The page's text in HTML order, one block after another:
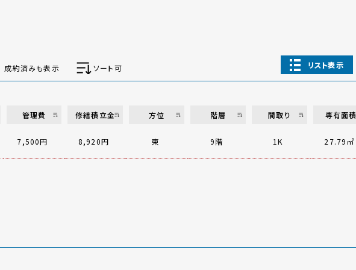
成約済みも表示 ソート可 リスト表示
管理費 修繕積立金 方位 階層 間取り 専有面積
7,500円 8,920円 東 9階 1K 27.79㎡